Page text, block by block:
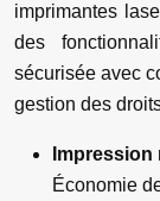
imprimantes
des
sécurisée avec
gestion des
Économie